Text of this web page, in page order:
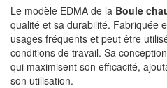
Le modèle EDMA de la Boule
qualité et sa durabilité. Fabriquée
usages fréquents et peut être
conditions de travail. Sa
qui maximisent son efficacité,
son utilisation.